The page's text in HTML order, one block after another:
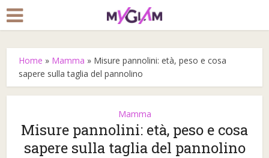
Home » Mamma » Misure pannolini: età, peso e cosa
sapere sulla taglia del pannolino
Mamma
Misure pannolini: età, peso e cosa
sapere sulla taglia del pannolino